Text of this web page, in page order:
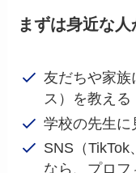
まずは身近な人
友だちや家族
ス）を教える
学校の先生に
SNS（TikTok
なら、プロフ